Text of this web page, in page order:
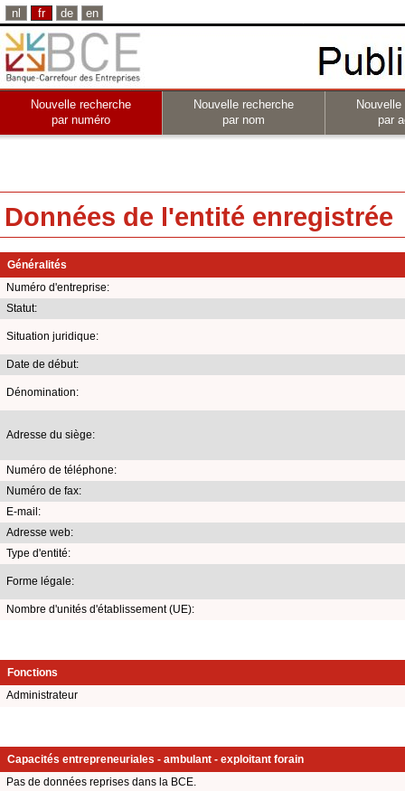
nl fr de en
Nouvelle recherche
par numéro
Nouvelle recherche
par nom
par
Données de l'entité enregistrée
Généralités
Numéro d'entreprise:
Statut:
Situation juridique:
Date de début:
Dénomination:
Adresse du siège:
Numéro de téléphone:
Numéro de fax:
E-mail:
Adresse web:
Type d'entité:
Forme légale:
Nombre d'unités d'établissement (UE):
Fonctions
Administrateur
Capacités entrepreneuriales - ambulant - exploitant forain
Pas de données reprises dans la BCE.